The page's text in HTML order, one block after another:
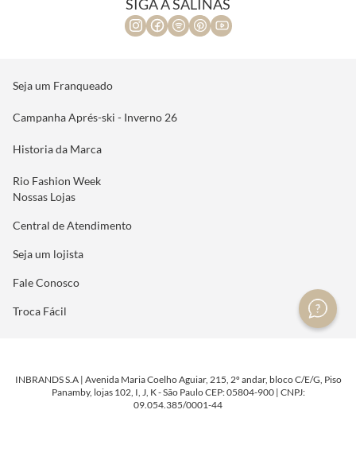
SIGA A SALINAS
Seja um Franqueado
Campanha Aprés-ski - Inverno 26
Historia da Marca
Rio Fashion Week
Nossas Lojas
Central de Atendimento
Seja um lojista
Fale Conosco
Troca Fácil
INBRANDS S.A | Avenida Maria Coelho Aguiar, 215, 2º andar, bloco C/E/G, Piso
Panamby, lojas 102, I, J, K - São Paulo CEP: 05804-900 | CNPJ:
09.054.385/0001-44